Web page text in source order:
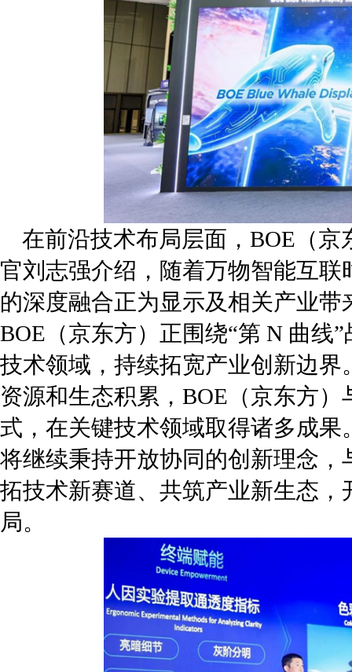
在前沿技术布局层面，BOE（
官刘志强介绍，随着万物智能互
的深度融合正为显示及相关产业
BOE（京东方）正围绕“第 N 曲线
技术领域，持续拓宽产业创新边
资源和生态积累，BOE（京东方
式，在关键技术领域取得诸多成
将继续秉持开放协同的创新理念
拓技术新赛道、共筑产业新生态，
局。